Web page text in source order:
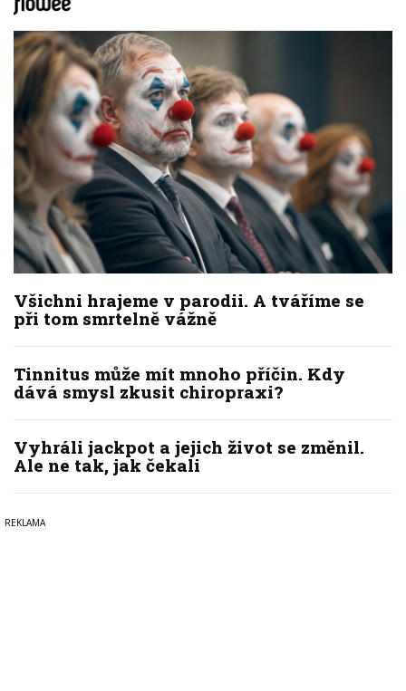
Všichni hrajeme v parodii. A tváříme se
při tom smrtelně vážně
Tinnitus může mít mnoho příčin. Kdy
dává smysl zkusit chiropraxi?
Vyhráli jackpot a jejich život se změnil.
Ale ne tak, jak čekali